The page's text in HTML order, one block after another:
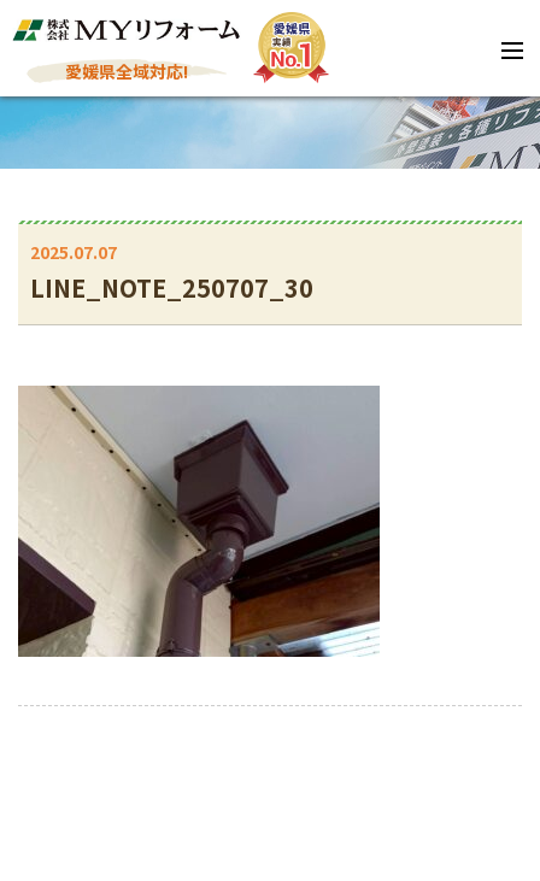
愛媛県全域対応!
2025.07.07
LINE_NOTE_250707_30